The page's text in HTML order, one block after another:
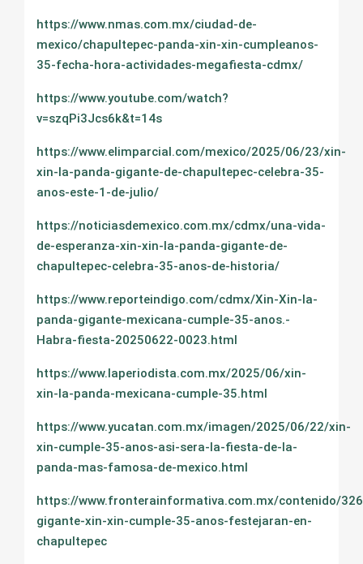
https://www.nmas.com.mx/ciudad-de-
mexico/chapultepec-panda-xin-xin-cumpleanos-
35-fecha-hora-actividades-megafiesta-cdmx/
https://www.youtube.com/watch?
v=szqPi3Jcs6k&t=14s
https://www.elimparcial.com/mexico/2025/06/23/xin-
xin-la-panda-gigante-de-chapultepec-celebra-35-
anos-este-1-de-julio/
https://noticiasdemexico.com.mx/cdmx/una-vida-
de-esperanza-xin-xin-la-panda-gigante-de-
chapultepec-celebra-35-anos-de-historia/
https://www.reporteindigo.com/cdmx/Xin-Xin-la-
panda-gigante-mexicana-cumple-35-anos.-
Habra-fiesta-20250622-0023.html
https://www.laperiodista.com.mx/2025/06/xin-
xin-la-panda-mexicana-cumple-35.html
https://www.yucatan.com.mx/imagen/2025/06/22/xin-
xin-cumple-35-anos-asi-sera-la-fiesta-de-la-
panda-mas-famosa-de-mexico.html
https://www.fronterainformativa.com.mx/contenido/
gigante-xin-xin-cumple-35-anos-festejaran-en-
chapultepec